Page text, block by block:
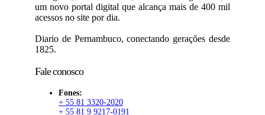
um novo portal digital que alcança mais de 400 mil
acessos no site por dia.
Diario de Pernambuco, conectando gerações desde
1825.
Fale conosco
Fones:
+ 55 81 3320-2020
+ 55 81 9 9217-0191